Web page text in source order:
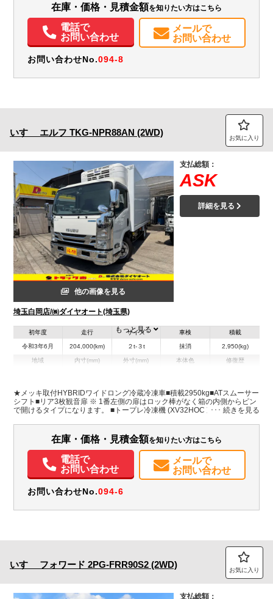
電動格納ミラー
バックモニター 取扱説明書（一部含む）
在庫・価格・見積金額を知りたい方はこちら
電話で
お問い合わせ
メールで
お問い合わせ
お問い合わせNo.094-8
いすゞ エルフ TKG-NPR88AN (2WD) お気に入り
他の画像を見る
埼玉白岡店/㈱ダイヤオート(埼玉県)
支払総額：
ASK
詳細を見る
初年度
令和3年6月
走行
204,000(km)
サイズ
２t-３t
車検
抹消
積載
2,950(kg)
地域 内寸(mm)
H:1,910
外寸(mm)
H:3,090
本体色 修復歴
装備情報
電動格納ミラー
ETC バックモニター 取扱説明書（一部含む）
もっと見る
★メッキ取付HYBRIDワイドロング冷蔵冷凍車■積載2950kg■ATスムーサー
シフト■リア3枚観音扉 ※ 1番左側の扉はロック棒がなく箱の内側からピン
で開けるタイプになります。 ■トープレ冷凍機 (XV32HOC 冷蔵冷凍車-5度
ンレス■助手席電格納ミラー■バックモニター■燃料タンク100L■タイヤ溝あ
在庫・価格・見積金額を知りたい方はこちら
電話で
お問い合わせ
メールで
お問い合わせ
お問い合わせNo.094-6
いすゞ フォワード 2PG-FRR90S2 (2WD) お気に入り
支払総額：